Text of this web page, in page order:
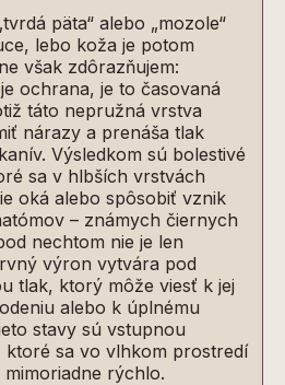
päta“ alebo „mozole“
lebo koža je potom
však zdôrazňujem:
ochrana, je to časovaná
táto nepružná vrstva
nárazy a prenáša tlak
Výsledkom sú bolestivé
sa v hlbších vrstvách
oká alebo spôsobiť vznik
– známych čiernych
nechtom nie je len
výron vytvára pod
tlak, ktorý môže viesť k jej
alebo k úplnému
stavy sú vstupnou
sa vo vlhkom prostredí
rýchlo.